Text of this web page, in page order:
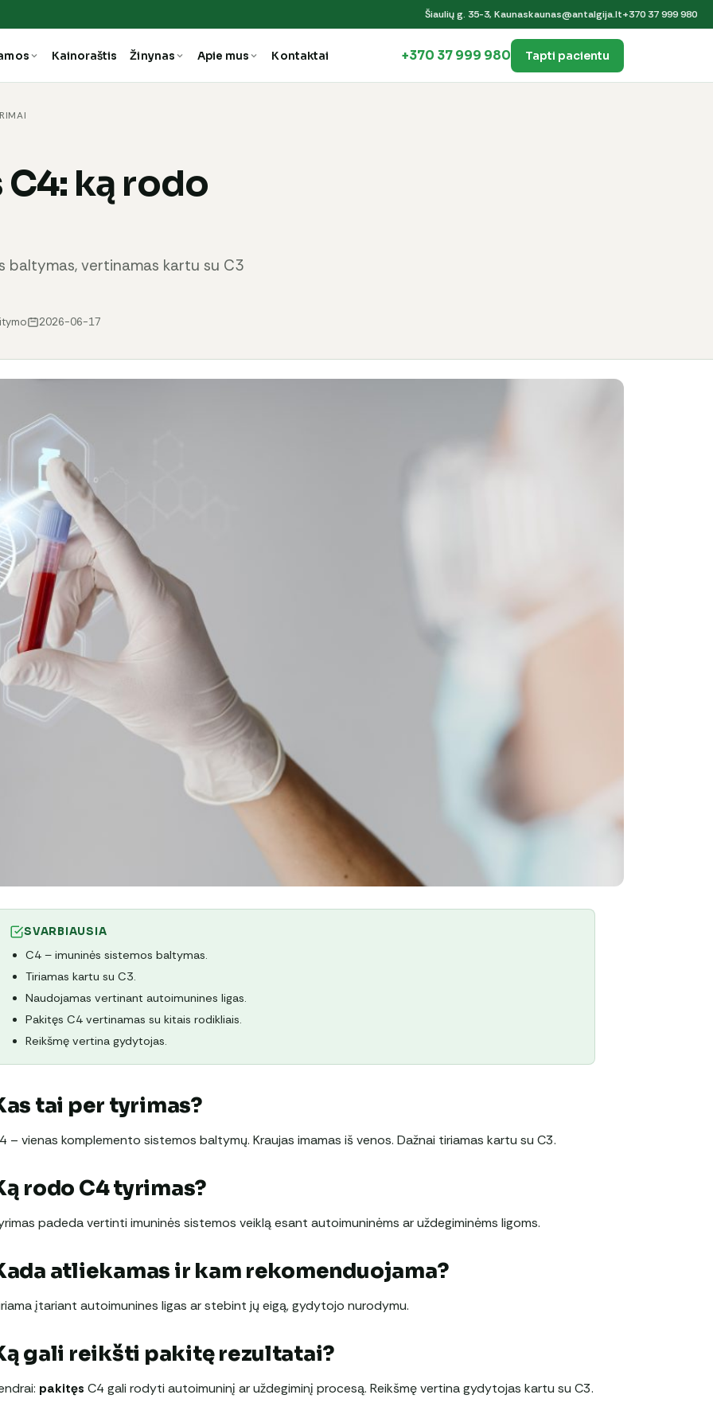
Šiaulių g. 35-3, Kaunaskaunas@antalgija.lt+370 37 999 980
Kainoraštis Žinynas Apie mus Kontaktai +370 37 999 980 Tapti pacientu
ką rodo
baltymas, vertinamas kartu su C3
2026-06-17
SVARBIAUSIA
C4 – imuninės sistemos baltymas.
Tiriamas kartu su C3.
Naudojamas vertinant autoimunines ligas.
Pakitęs C4 vertinamas su kitais rodikliais.
Reikšmę vertina gydytojas.
tai per tyrimas?
– vienas komplemento sistemos baltymų. Kraujas imamas iš venos. Dažnai tiriamas kartu su C3.
rodo C4 tyrimas?
padeda vertinti imuninės sistemos veiklą esant autoimuninėms ar uždegiminėms ligoms.
atliekamas ir kam rekomenduojama?
įtariant autoimunines ligas ar stebint jų eigą, gydytojo nurodymu.
gali reikšti pakitę rezultatai?
pakitęs C4 gali rodyti autoimuninį ar uždegiminį procesą. Reikšmę vertina gydytojas kartu su C3.